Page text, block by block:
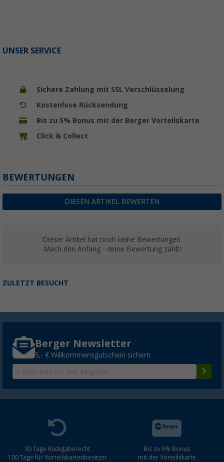
UNSER SERVICE
Sichere Zahlung mit SSL Verschlüsselung
Kostenlose Rücksendung
Bis zu 5% Bonus mit der Berger Vorteilskarte
Click & Collect
BEWERTUNGEN
DIESEN ARTIKEL BEWERTEN
Dieser Artikel hat noch keine Bewertungen.
Mach den Anfang - deine Bewertung zählt!
ZULETZT BESUCHT
Berger Newsletter
5,- € Willkommensgutschein sichern
30 Tage Rückgaberecht
100 Tage für Vorteilskartenbesitzer
Bis zu 5% Bonus
mit der Vorteilskarte